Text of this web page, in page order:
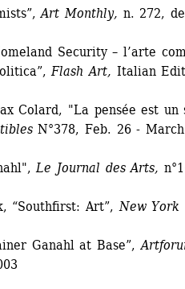
Art Monthly, n. 272,
Security – l’arte
Flash Art, Italian
Colard, "La pensée est un
N°378, Feb. 26 -
Le Journal des Arts,
“Southfirst: Art”, New York
Ganahl at Base”,